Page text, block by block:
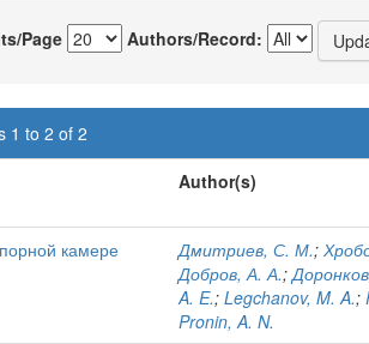
Page Authors/Record:
1 to 2 of 2
Author(s)
камере
Дмитриев, С. М.;
Добров, А. А.;
A. E.; Legchanov, M. A.;
Pronin, A. N.